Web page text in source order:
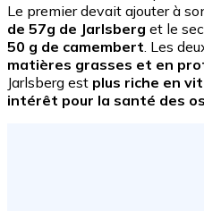
Le premier devait ajouter à
de 57g de Jarlsberg et le
50 g de camembert. Les
matières grasses et en
Jarlsberg est plus riche en
intérêt pour la santé des